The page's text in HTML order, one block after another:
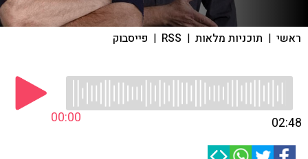
ראשי | תוכניות מלאות |
RSS
| פייסבוק
00:00 02:48